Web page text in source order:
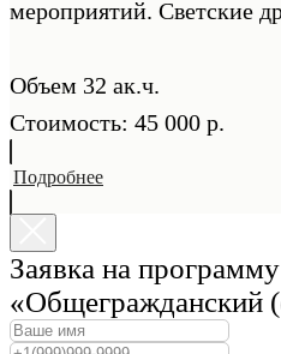
мероприятий. Светские
Объем 32 ак.ч.
Стоимость: 45 000 р.
Подробнее
Заявка на программу
«Общегражданский